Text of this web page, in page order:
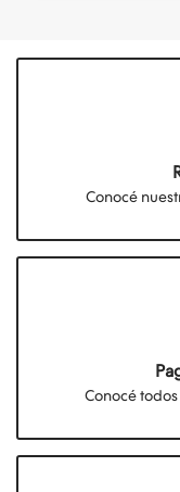
Conocé
Conocé